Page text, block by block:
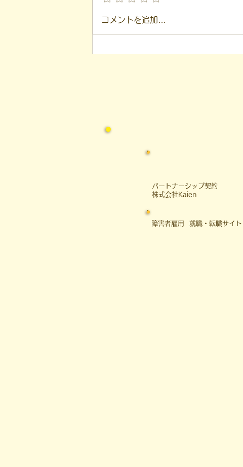
支援や運営の中で感じた 「気づ
き」を基に言葉にしています。
いて、 最近起きたとても嬉し
に向けて
コメントを追加…
​パートナーシップ契約
​株式会社Kaien
障害者雇用 就職・転職サイト